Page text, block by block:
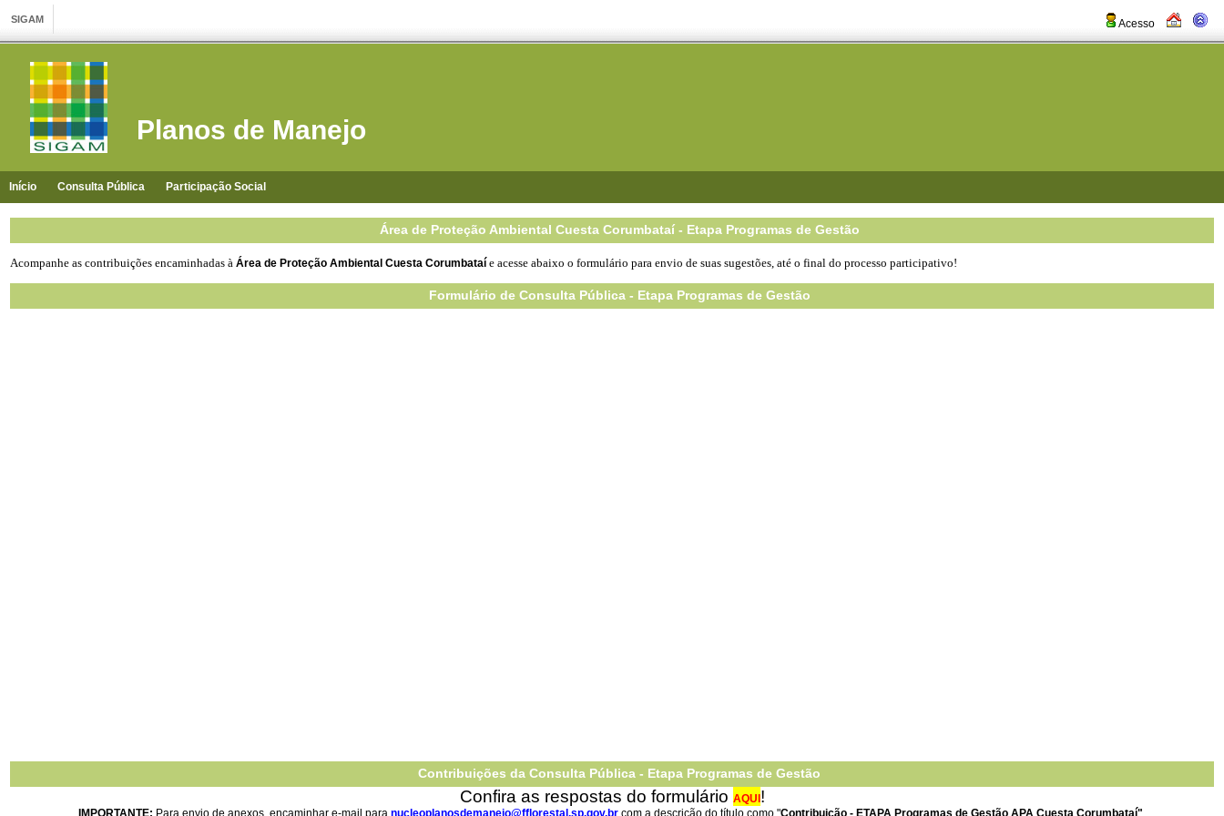
Acesso
Planos de Manejo
Início Consulta Pública Participação Social
Área de Proteção Ambiental Cuesta Corumbataí - Etapa Programas de Gestão
Acompanhe as contribuições encaminhadas à Área de Proteção Ambiental Cuesta Corumbataí e acesse abaixo o formulário para envio de suas sugestões, até o final do processo participativo!
Formulário de Consulta Pública - Etapa Programas de Gestão
Contribuições da Consulta Pública - Etapa Programas de Gestão
Confira as respostas do formulário AQUI !
IMPORTANTE: Para envio de anexos, encaminhar e-mail para nucleoplanosdemanejo@fflorestal.sp.gov.br com a descrição do título como "Contribuição - ETAPA Programas de Gestão APA Cuesta Corumbataí"